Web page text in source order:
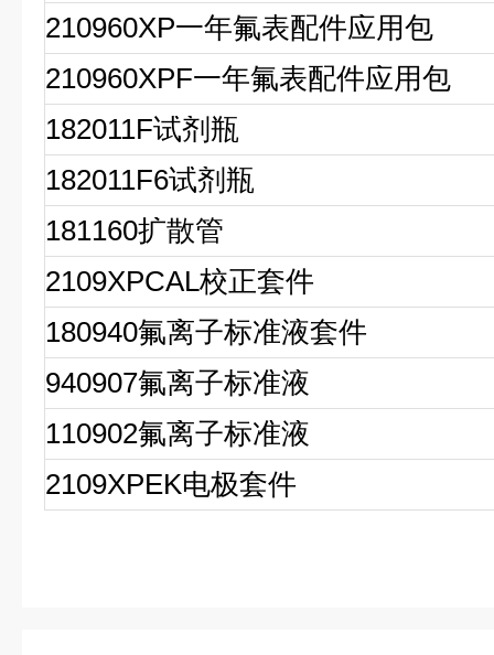
210960XP一年氟表配件应用包
210960XPF一年氟表配件应用包
182011F试剂瓶
182011F6试剂瓶
181160扩散管
2109XPCAL校正套件
180940氟离子标准液套件
940907氟离子标准液
110902氟离子标准液
2109XPEK电极套件